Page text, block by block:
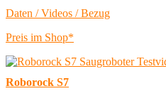
Daten / Videos / Bezug
Preis im Shop*
Roborock S7